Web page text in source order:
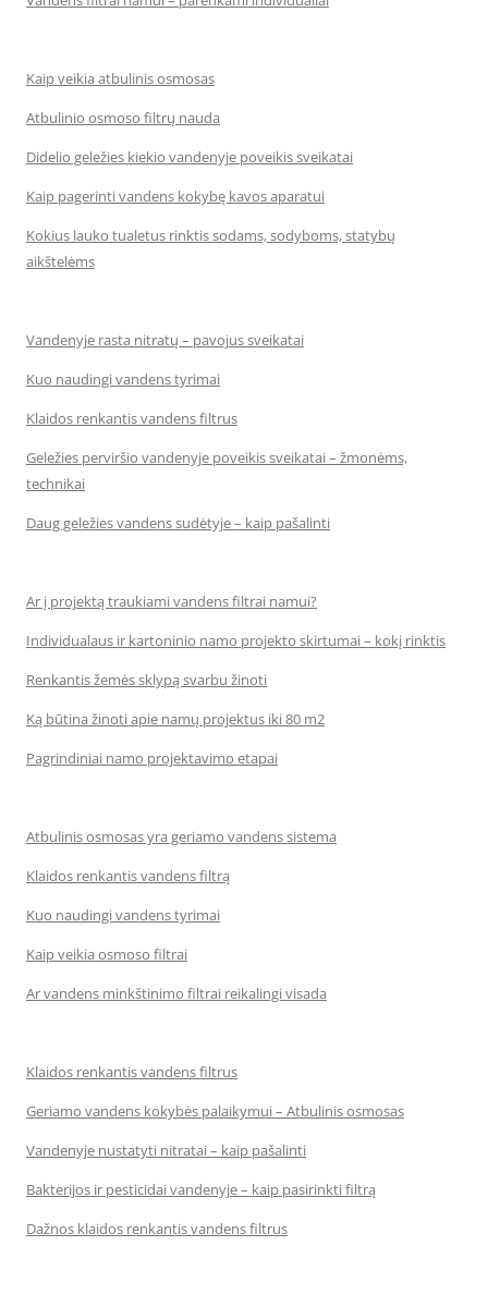
Kaip veikia atbulinis osmosas
Atbulinio osmoso filtrų nauda
Didelio geležies kiekio vandenyje poveikis sveikatai
Kaip pagerinti vandens kokybę kavos aparatui
Kokius lauko tualetus rinktis sodams, sodyboms, statybų
aikštelėms
Vandenyje rasta nitratų – pavojus sveikatai
Kuo naudingi vandens tyrimai
Klaidos renkantis vandens filtrus
Geležies perviršio vandenyje poveikis sveikatai – žmonėms,
technikai
Daug geležies vandens sudėtyje – kaip pašalinti
Ar į projektą traukiami vandens filtrai namui?
Individualaus ir kartoninio namo projekto skirtumai – kokį rinktis
Renkantis žemės sklypą svarbu žinoti
Ką būtina žinoti apie namų projektus iki 80 m2
Pagrindiniai namo projektavimo etapai
Atbulinis osmosas yra geriamo vandens sistema
Klaidos renkantis vandens filtrą
Kuo naudingi vandens tyrimai
Kaip veikia osmoso filtrai
Ar vandens minkštinimo filtrai reikalingi visada
Klaidos renkantis vandens filtrus
Geriamo vandens kokybės palaikymui – Atbulinis osmosas
Vandenyje nustatyti nitratai – kaip pašalinti
Bakterijos ir pesticidai vandenyje – kaip pasirinkti filtrą
Dažnos klaidos renkantis vandens filtrus